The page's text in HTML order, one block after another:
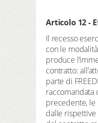
Articolo 12 -
Il recesso
con le
produce
contratto:
parte di
raccomandata
precedente, le
dalle